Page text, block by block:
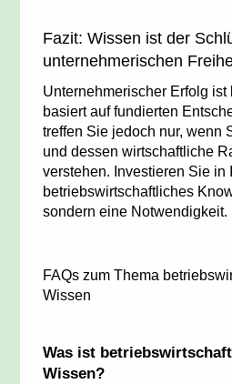
Fazit: Wissen ist der
unternehmerischen
Unternehmerischer Erfolg ist
basiert auf fundierten
treffen Sie jedoch nur, wenn
und dessen wirtschaftliche
verstehen. Investieren Sie in
betriebswirtschaftliches
sondern eine Notwendigkeit.
FAQs zum Thema
Wissen
Was ist
Wissen?